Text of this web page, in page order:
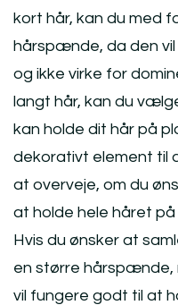
kort hår, kan du med
hårspænde, da den
og ikke virke for
langt hår, kan du
kan holde dit hår på
dekorativt element til
at overveje, om du
at holde hele håret
Hvis du ønsker at
en større hårspænde,
vil fungere godt til at